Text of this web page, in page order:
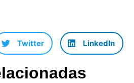
Twitter LinkedIn